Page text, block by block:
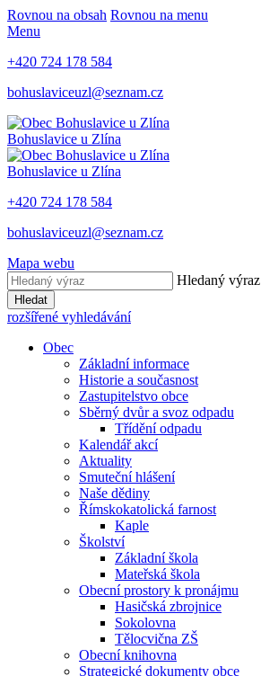
Rovnou na obsah Rovnou na menu
Menu
+420 724 178 584
bohuslaviceuzl@seznam.cz
Bohuslavice u Zlína
Bohuslavice u Zlína
+420 724 178 584
bohuslaviceuzl@seznam.cz
Mapa webu
Hledaný výraz
Hledat
rozšířené vyhledávání
Obec
Základní informace
Historie a současnost
Zastupitelstvo obce
Sběrný dvůr a svoz odpadu
Třídění odpadu
Kalendář akcí
Aktuality
Smuteční hlášení
Naše dědiny
Římskokatolická farnost
Kaple
Školství
Základní škola
Mateřská škola
Obecní prostory k pronájmu
Hasičská zbrojnice
Sokolovna
Tělocvična ZŠ
Obecní knihovna
Strategické dokumenty obce